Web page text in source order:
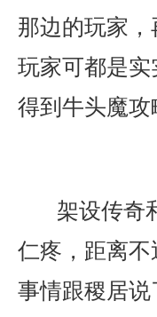
那边的玩家
玩家可都是
得到牛头魔
架设传奇
仁疼，距离
事情跟稷居